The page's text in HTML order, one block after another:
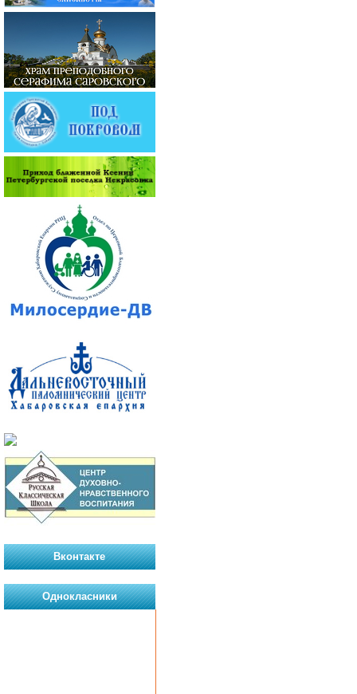
Вконтакте
Однокласники